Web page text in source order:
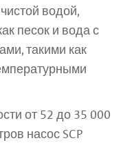
водой,
песок и вода с
такими как
от 52 до 35 000
насос SCP